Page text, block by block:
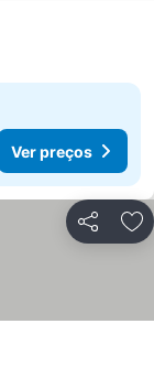
Ver preços
Partilhar